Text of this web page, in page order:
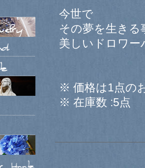
今世で
その夢を生きる
美しいドロワ
※ 価格は1点の
※ 在庫数 :5点